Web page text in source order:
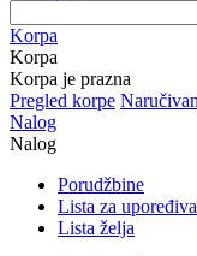
Korpa
Korpa
Korpa je prazna
Pregled korpe
Nalog
Nalog
Porudžbine
Lista za
Lista želja